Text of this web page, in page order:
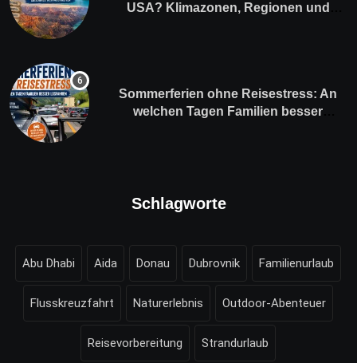
USA? Klimazonen, Regionen und
Sommerferien ohne Reisestress: An
welchen Tagen Familien besser
Schlagworte
Abu Dhabi Aida Donau Dubrovnik Familienurlaub
Flusskreuzfahrt Naturerlebnis Outdoor-Abenteuer
Reisevorbereitung Strandurlaub